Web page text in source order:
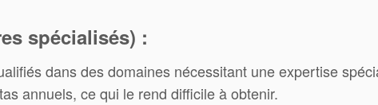
spécialisés) :
dans des domaines nécessitant une expertise
annuels, ce qui le rend difficile à obtenir.